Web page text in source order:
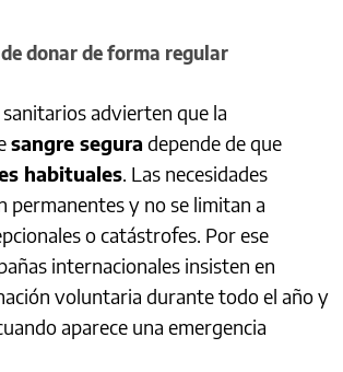
donar de forma regular
advierten que la
sangre segura depende de que
habituales. Las necesidades
permanentes y no se limitan a
o catástrofes. Por ese
internacionales insisten en
voluntaria durante todo el año y
aparece una emergencia